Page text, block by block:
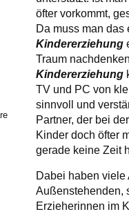
öfter vorkommt,
Da muss man das
Kindererziehung
Traum
Kindererziehung
TV und PC von
sinnvoll und
Partner, der bei
Kinder doch öfter
gerade keine Zeit
Dabei haben viele
Außenstehenden,
Erzieherinnen im